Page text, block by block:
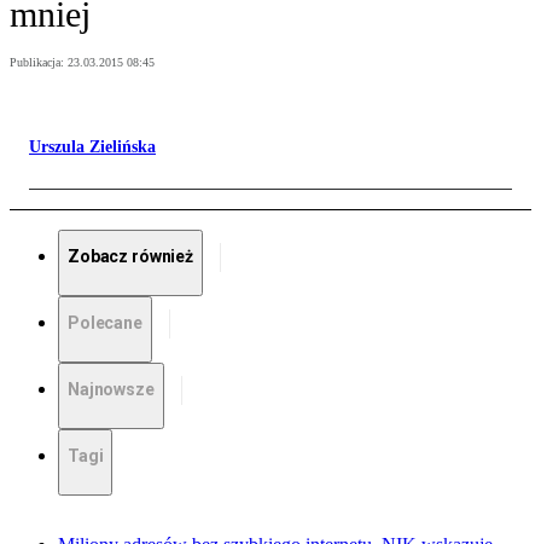
mniej
Publikacja: 23.03.2015 08:45
Urszula Zielińska
Zobacz również
Polecane
Najnowsze
Tagi